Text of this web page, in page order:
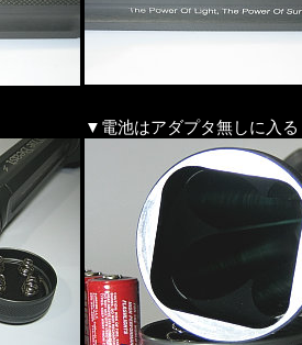
▼電池はアダプタ無しに入る